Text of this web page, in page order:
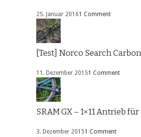
25. Januar 20161 Comment
[Test] Norco Search
11. Dezember 20151 Comment
SRAM GX – 1×11 Antrieb für
3. Dezember 20151 Comment